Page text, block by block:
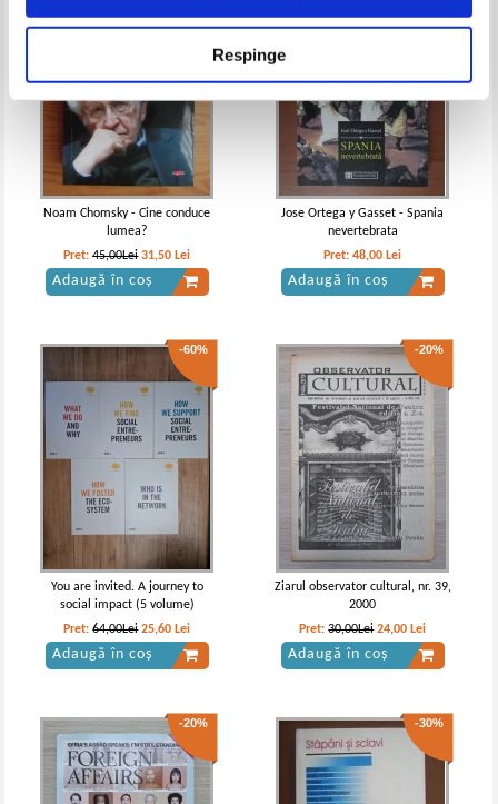
Respinge
Noam Chomsky - Cine conduce
lumea?
Pret:45,00Lei 31,50 Lei
Adaugă în coș
Jose Ortega y Gasset - Spania
nevertebrata
Pret:48,00 Lei
Adaugă în coș
-60%
You are invited. A journey to
social impact (5 volume)
Pret:64,00Lei 25,60 Lei
Adaugă în coș
-20%
Ziarul observator cultural, nr. 39,
2000
Pret:30,00Lei 24,00 Lei
Adaugă în coș
-20% -30%